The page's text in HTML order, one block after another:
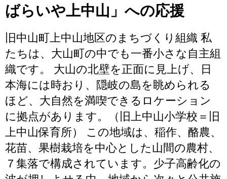
ばらいや上中山」への応援
旧中山町上中山地区のまちづくり組織 私
たちは、大山町の中でも一番小さな自主組
織です。 大山の北壁を正面に見上げ、日
本海には時おり、隠岐の島を眺められる
ほど、大自然を満喫できるロケーション
に拠点があります。（旧上中山小学校＝旧
上中山保育所） この地域は、稲作、酪農、
花苗、果樹栽培を中心とした山間の農村、
７集落で構成されています。少子高齢化の